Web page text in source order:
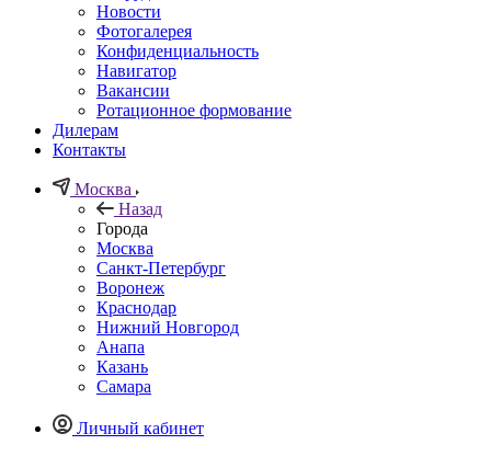
Новости
Фотогалерея
Конфиденциальность
Навигатор
Вакансии
Ротационное формование
Дилерам
Контакты
Москва
Назад
Города
Москва
Санкт-Петербург
Воронеж
Краснодар
Нижний Новгород
Анапа
Казань
Самара
Личный кабинет